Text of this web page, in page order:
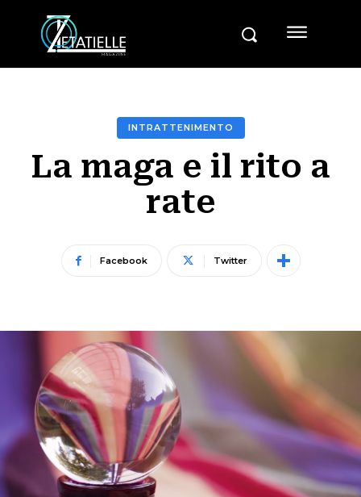
INTRATTENIMENTO
La maga e il rito a
rate
Facebook Twitter